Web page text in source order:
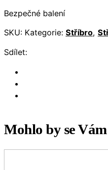
Bezpečné balení
SKU: Kategorie: Stříbro,
Sdílet:
Mohlo by se